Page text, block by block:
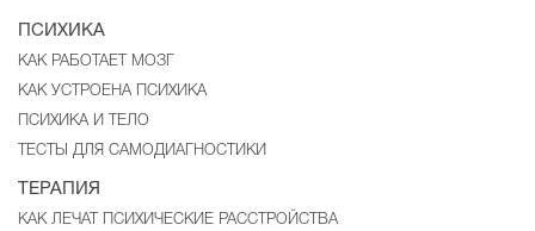
ПСИХИКА
КАК РАБОТАЕТ МОЗГ
КАК УСТРОЕНА ПСИХИКА
ПСИХИКА И ТЕЛО
ТЕСТЫ ДЛЯ САМОДИАГНОСТИКИ
ТЕРАПИЯ
КАК ЛЕЧАТ ПСИХИЧЕСКИЕ РАССТРОЙСТВА